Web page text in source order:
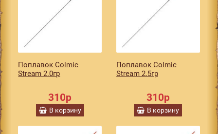
Поплавок Colmic
Stream 2.0гр
310р
В корзину
Поплавок Colmic
Stream 2.5гр
310р
В корзину